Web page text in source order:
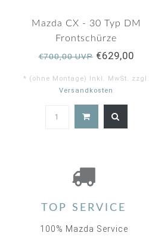
Mazda CX - 30 Typ DM
Frontschürze
€700,00 UVP€629,00
* (ohne Montage) Inkl. MwSt. zzgl.
Versandkosten
TOP SERVICE
100% Mazda Service